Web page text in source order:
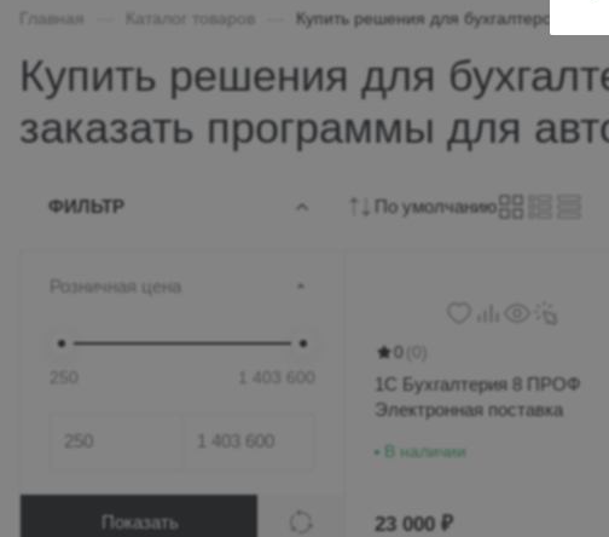
Главная Каталог товаров Купить решения для бухгалтерского
Купить решения для
заказать программы для
ФИЛЬТР
Розничная цена
Показать
По умолчанию
0
1С Бухгалтерия 8 ПРОФ
Электронная поставка
В наличии
23 000 ₽